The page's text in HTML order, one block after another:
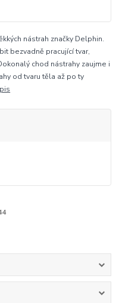
nástrah značky Delphin.
bezvadně pracující tvar,
chod nástrahy zaujme i
od tvaru těla až po ty